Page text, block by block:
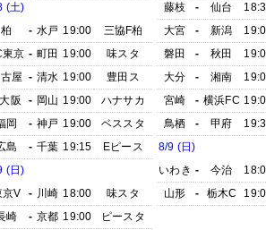
(土)
柏
- 水戸 19:00
三協F柏
東京 - 町田 19:00
味スタ
屋 - 清水 19:00
豊田ス
阪
- 岡山 19:00
ハナサカ
岡
- 神戸 19:00
ベススタ
島
- 千葉 19:15
Eピース
(日)
京V
- 川崎 18:00
味スタ
崎
- 京都 19:00 ピースタ
藤枝
- 仙台
大宮
- 新潟
磐田
- 秋田
大分
- 湘南
宮崎
- 横浜FC
鳥栖
- 甲府
8/9 (日)
いわき - 今治
山形
- 栃木C